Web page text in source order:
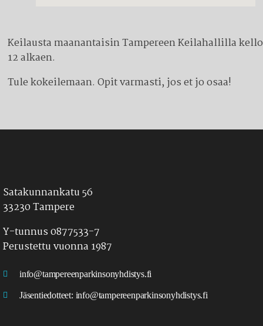
Keilausta maanantaisin Tampereen Keilahallilla kello
12 alkaen.
Tule kokeilemaan. Opit varmasti, jos et jo osaa!
Satakunnankatu 56
33230 Tampere
Y-tunnus 0877533-7
Perustettu vuonna 1987
info@tampereenparkinsonyhdistys.fi
Jäsentiedotteet: info@tampereenparkinsonyhdistys.fi